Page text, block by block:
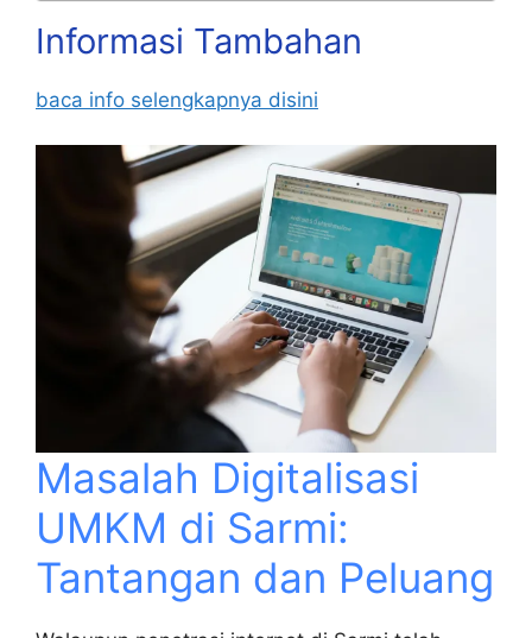
Informasi Tambahan
baca info selengkapnya disini
Masalah Digitalisasi
UMKM di Sarmi:
Tantangan dan Peluang